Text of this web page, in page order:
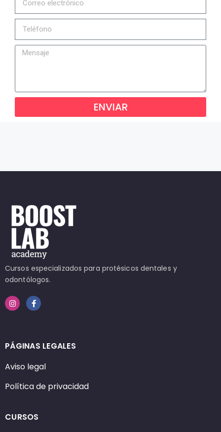
ENVIAR
Cursos especializados para protésicos dentales y
odontólogos.
PÁGINAS LEGALES
Aviso legal
Política de privacidad
CURSOS